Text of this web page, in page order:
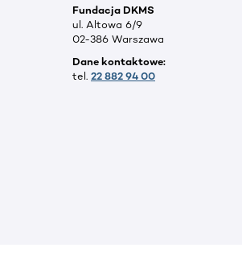
Fundacja DKMS
ul. Altowa 6/9
02-386 Warszawa
Dane kontaktowe:
tel. 22 882 94 00